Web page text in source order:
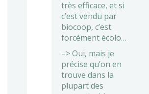
très efficace, et si
c’est vendu par
biocoop, c’est
forcément écolo…
–> Oui, mais je
précise qu’on en
trouve dans la
plupart des